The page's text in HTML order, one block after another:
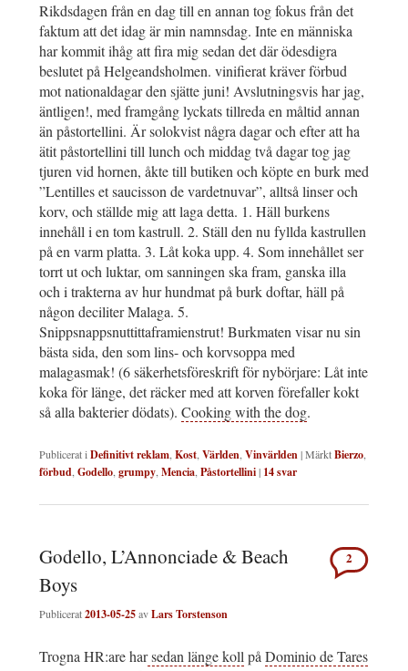
Rikdsdagen från en dag till en annan tog fokus från det
faktum att det idag är min namnsdag. Inte en människa
har kommit ihåg att fira mig sedan det där ödesdigra
beslutet på Helgeandsholmen. vinifierat kräver förbud
mot nationaldagar den sjätte juni! Avslutningsvis har jag,
äntligen!, med framgång lyckats tillreda en måltid annan
än påstortellini. Är solokvist några dagar och efter att ha
ätit påstortellini till lunch och middag två dagar tog jag
tjuren vid hornen, åkte till butiken och köpte en burk med
”Lentilles et saucisson de vardetnuvar”, alltså linser och
korv, och ställde mig att laga detta. 1. Häll burkens
innehåll i en tom kastrull. 2. Ställ den nu fyllda kastrullen
på en varm platta. 3. Låt koka upp. 4. Som innehållet ser
torrt ut och luktar, om sanningen ska fram, ganska illa
och i trakterna av hur hundmat på burk doftar, häll på
någon deciliter Malaga. 5.
Snippsnappsnuttittaframienstrut! Burkmaten visar nu sin
bästa sida, den som lins- och korvsoppa med
malagasmak! (6 säkerhetsföreskrift för nybörjare: Låt inte
koka för länge, det räcker med att korven förefaller kokt
så alla bakterier dödats). Cooking with the dog.
Publicerat iDefinitivt reklam,Kost,Världen,Vinvärlden|MärktBierzo,
förbud,Godello,grumpy,Mencia,Påstortellini| 14svar
Godello, L’Annonciade & Beach
Boys
Publicerat2013-05-25avLars Torstenson
2
Trogna HR:are harsedan länge koll på Dominio de Tares